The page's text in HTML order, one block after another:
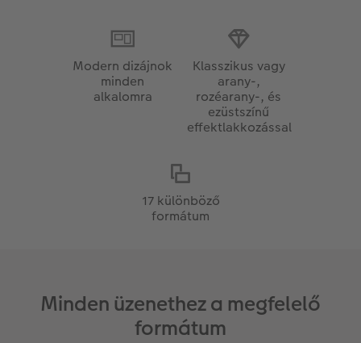
Modern dizájnok
minden
alkalomra
Klasszikus vagy
arany-,
rozéarany-, és
ezüstszínű
effektlakkozással
17 különböző
formátum
Minden üzenethez a megfelelő
formátum